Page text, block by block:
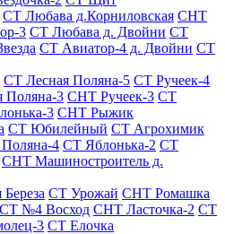
СТ Любава д.Корниловская СНТ
3 СТ Любава д. Двойни СТ
СТ Авиатор-4 д. Двойни СТ
СТ Лесная Поляна-5 СТ Ручеек-4
Поляна-3 СНТ Ручеек-3 СТ
3 СНТ Рыжик
СТ Юбилейный СТ Агрохимик
4 СТ Яблонька-2 СТ
СНТ Машиностроитель д.
СТ Урожай СНТ Ромашка
СТ №4 Восход СНТ Ласточка-2 СТ
3 СТ Елочка